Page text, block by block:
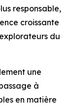
responsable,
croissante
du
une
à
en matière